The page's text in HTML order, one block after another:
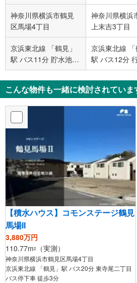
神奈川県横浜市鶴見
区馬場4丁目
神奈川県横浜
上末吉3丁目
京浜東北線 「鶴見」
駅 バス11分 貯水池前
バス停下車 徒歩5分
京浜東北線 「
駅 バス12分
バス停下車
こんな物件も一緒に検討されていま
【積水ハウス】コモンステージ鶴見
馬場II
3,880万円
110.77m2 （実測）
神奈川県横浜市鶴見区馬場4丁目
京浜東北線 「鶴見」駅 バス20分 東寺尾二丁目
バス停下車 徒歩3分